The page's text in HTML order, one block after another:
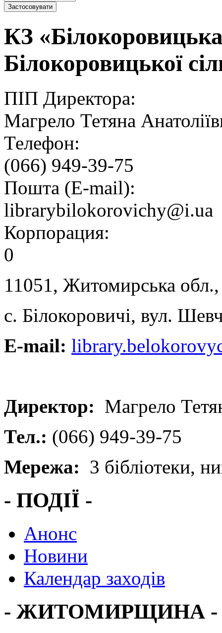
КЗ «Білокоровицька
Білокоровицької
ПІП Директора:
Магрело Тетяна
Телефон:
(066) 949-39-75
Пошта (E-mail):
librarybilokorovichy@i.ua
Корпорация:
0
11051, Житомирська
с. Білокоровичі, вул.
E-mail:
Директор: Магрело
Тел.: (066) 949-39-75
Мережа: 3 бібліотеки,
- ПОДІЇ -
Анонс
Новини
Календар заходів
- ЖИТОМИРЩИНА -